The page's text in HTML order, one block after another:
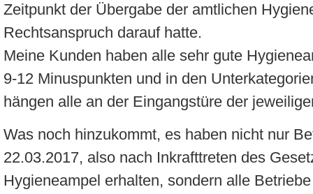
Zeitpunkt der Übergabe der amtlichen
Rechtsanspruch darauf hatte.
Meine Kunden haben alle sehr gute
9-12 Minuspunkten und in den
hängen alle an der Eingangstüre der
Was noch hinzukommt, es haben nicht nur
22.03.2017, also nach Inkrafttreten des
Hygieneampel erhalten, sondern alle